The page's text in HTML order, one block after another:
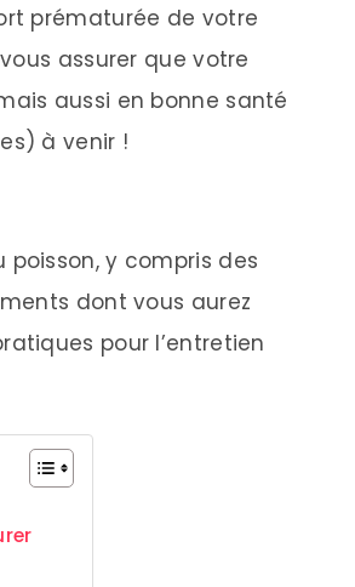
prématurée de votre
assurer que votre
aussi en bonne santé
à venir !
y compris des
dont vous aurez
pour l’entretien